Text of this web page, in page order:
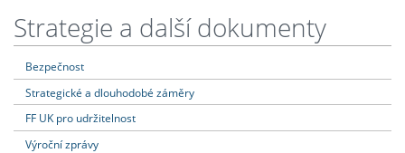
Strategie a další dokumenty
Bezpečnost
Strategické a dlouhodobé záměry
FF UK pro udržitelnost
Výroční zprávy